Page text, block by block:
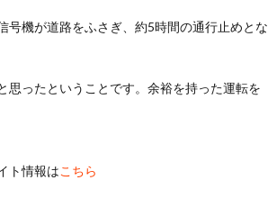
号機が道路をふさぎ、約5時間の通行止めとな
思ったということです。余裕を持った運転を
ト情報はこちら